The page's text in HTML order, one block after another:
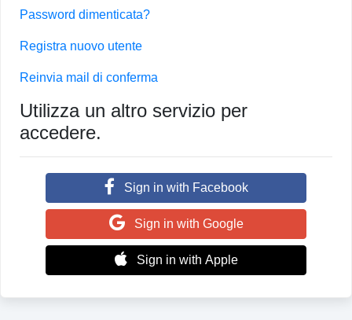
Password dimenticata?
Registra nuovo utente
Reinvia mail di conferma
Utilizza un altro servizio per
accedere.
Sign in with Facebook
Sign in with Google
Sign in with Apple